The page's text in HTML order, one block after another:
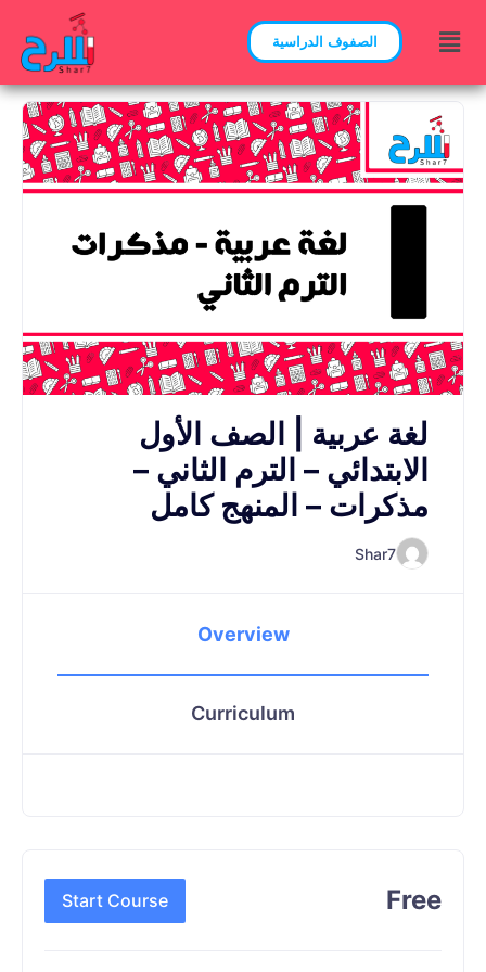
الصفوف الدراسية
لغة عربية | الصف الأول
الابتدائي – الترم الثاني –
مذكرات – المنهج كامل
Shar7
Overview
Curriculum
Free
Start Course